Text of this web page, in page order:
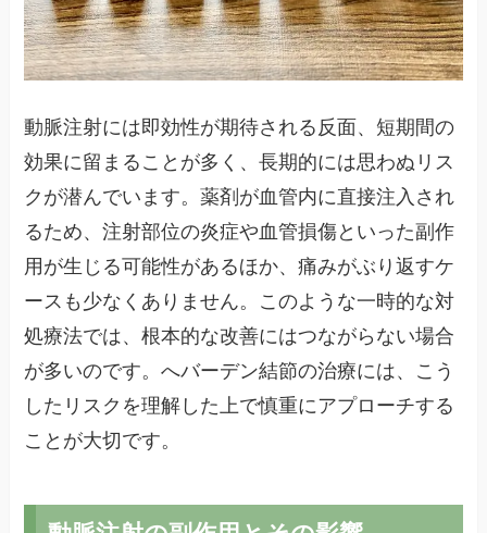
動脈注射には即効性が期待される反面、短期間の
効果に留まることが多く、長期的には思わぬリス
クが潜んでいます。薬剤が血管内に直接注入され
るため、注射部位の炎症や血管損傷といった副作
用が生じる可能性があるほか、痛みがぶり返すケ
ースも少なくありません。このような一時的な対
処療法では、根本的な改善にはつながらない場合
が多いのです。へバーデン結節の治療には、こう
したリスクを理解した上で慎重にアプローチする
ことが大切です。